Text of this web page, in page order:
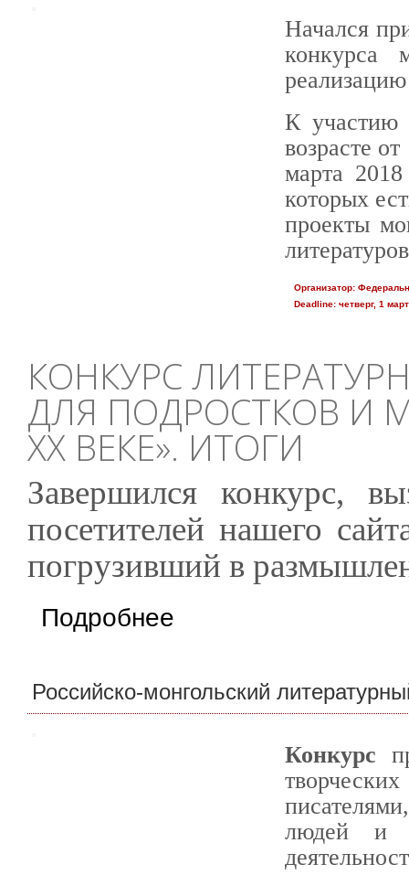
Начался
конкурса
К участию
возрасте
марта
которых
проекты
Организатор:
Deadline:четверг, 1
КОНКУРС
ДЛЯ ПОДРОСТКОВ И
ХХ ВЕКЕ». ИТОГИ
Завершился конкурс,
посетителей нашего
погрузивший в
Подробнее
Российско-монгольский
Конкурс
людей и